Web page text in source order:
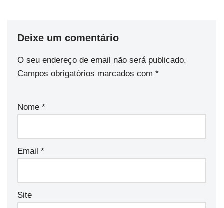
Deixe um comentário
O seu endereço de email não será publicado.
Campos obrigatórios marcados com *
Nome *
Email *
Site